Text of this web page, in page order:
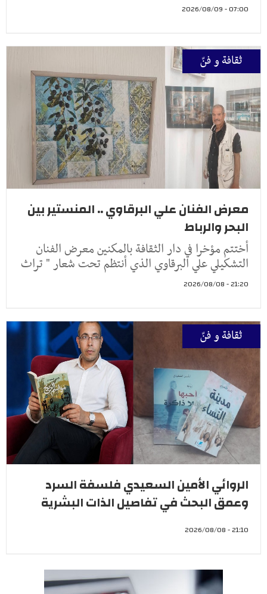
07:00 - 2026/08/09
ثقافة و فنّ
معرض الفنان علي البرقاوي .. المنستير بين
البحر والرباط
أختتم مؤخرا في دار الثقافة بالمكنين معرض الفنان
التشكيلي علي البرقاوي الذي أنتظم تحت شعار " تراث
21:20 - 2026/08/08
ثقافة و فنّ
الروائي الأمين السعيدي فلسفة السرد
وعمق البحث في تفاصيل الذات البشرية
21:10 - 2026/08/08